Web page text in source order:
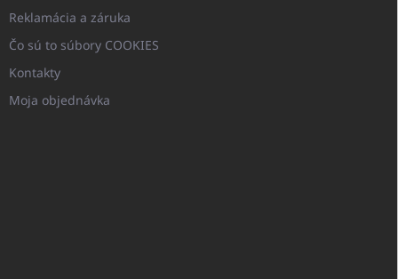
Reklamácia a záruka
Čo sú to súbory COOKIES
Kontakty
Moja objednávka